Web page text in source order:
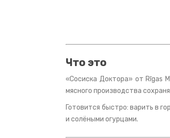
Что это
«Сосиска Доктора» от Rīgas
мясного производства
Готовится быстро: варить в
и солёными огурцами.